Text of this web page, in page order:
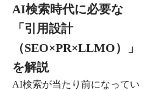
AI検索時代に必要な
「引用設計
（SEO×PR×LLMO）」
を解説
AI検索が当たり前になってい